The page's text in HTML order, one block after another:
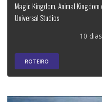
Magic Kingdom, Animal
Universal Studios
10
ROTEIRO